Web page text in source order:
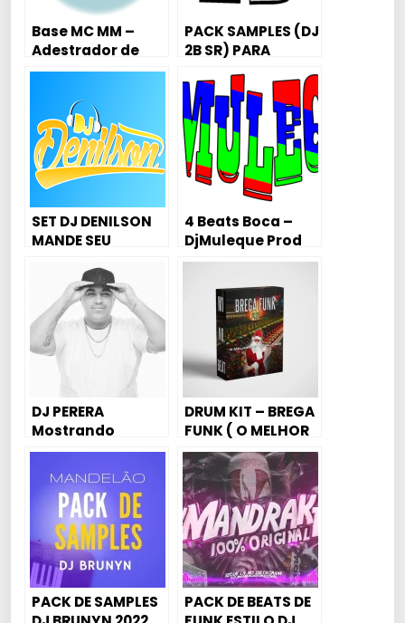
Base MC MM –
Adestrador de
Cadela Solta Na
SamyDj )
PACK SAMPLES (DJ
2B SR) PARA
CRIAÇÃO DE BEATS
ANTIGOS
SET DJ DENILSON
MANDE SEU
97284989
4 Beats Boca –
DjMuleque Prod
DJ PERERA
Mostrando
SEGREDO de
AFINAÇÃO DE VOZ
– Menor da VG
DRUM KIT – BREGA
FUNK ( O MELHOR
DO ANO ) ( DRUM
KIT DE NATAL ) (
M1noBEAT )
PACK DE SAMPLES
PACK DE BEATS DE